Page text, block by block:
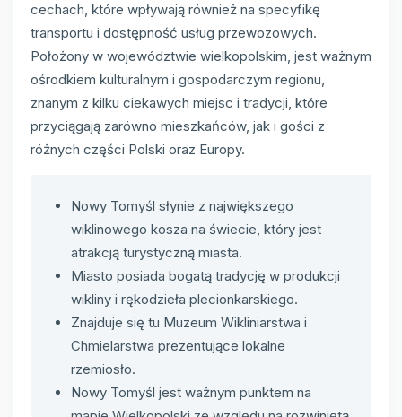
cechach, które wpływają również na specyfikę
transportu i dostępność usług przewozowych.
Położony w województwie wielkopolskim, jest ważnym
ośrodkiem kulturalnym i gospodarczym regionu,
znanym z kilku ciekawych miejsc i tradycji, które
przyciągają zarówno mieszkańców, jak i gości z
różnych części Polski oraz Europy.
Nowy Tomyśl słynie z największego
wiklinowego kosza na świecie, który jest
atrakcją turystyczną miasta.
Miasto posiada bogatą tradycję w produkcji
wikliny i rękodzieła plecionkarskiego.
Znajduje się tu Muzeum Wikliniarstwa i
Chmielarstwa prezentujące lokalne
rzemiosło.
Nowy Tomyśl jest ważnym punktem na